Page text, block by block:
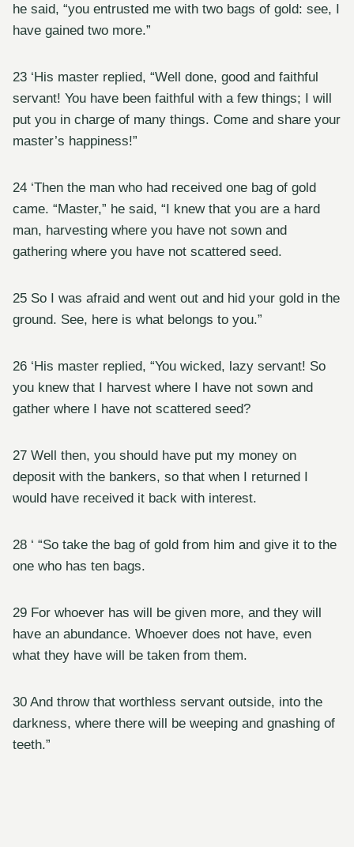
he said, “you entrusted me with two bags of gold: see, I
have gained two more.”
23 ‘His master replied, “Well done, good and faithful
servant! You have been faithful with a few things; I will
put you in charge of many things. Come and share your
master’s happiness!”
24 ‘Then the man who had received one bag of gold
came. “Master,” he said, “I knew that you are a hard
man, harvesting where you have not sown and
gathering where you have not scattered seed.
25 So I was afraid and went out and hid your gold in the
ground. See, here is what belongs to you.”
26 ‘His master replied, “You wicked, lazy servant! So
you knew that I harvest where I have not sown and
gather where I have not scattered seed?
27 Well then, you should have put my money on
deposit with the bankers, so that when I returned I
would have received it back with interest.
28 ‘ “So take the bag of gold from him and give it to the
one who has ten bags.
29 For whoever has will be given more, and they will
have an abundance. Whoever does not have, even
what they have will be taken from them.
30 And throw that worthless servant outside, into the
darkness, where there will be weeping and gnashing of
teeth.”